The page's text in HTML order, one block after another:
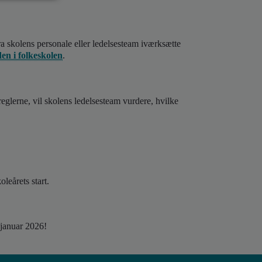
skolens personale eller ledelsesteam iværksætte
i folkeskolen.
vil skolens ledelsesteam vurdere, hvilke
start.
2026!